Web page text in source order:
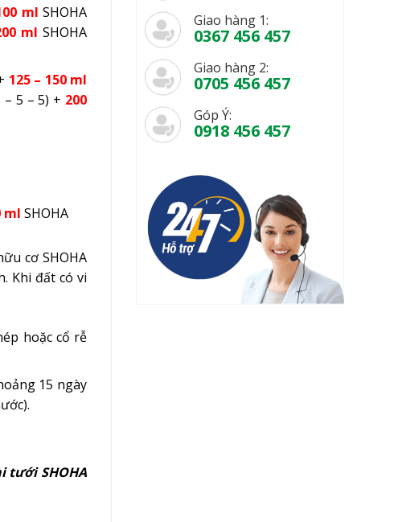
ml SHOHA
ml SHOHA
125 – 150 ml
– 5 – 5) + 200
ml SHOHA
cơ SHOHA
Khi đất có vi
hoặc cổ rễ
15 ngày
tưới SHOHA
Giao hàng 1:
0367 456 457
Giao hàng 2:
0705 456 457
Góp Ý:
0918 456 457